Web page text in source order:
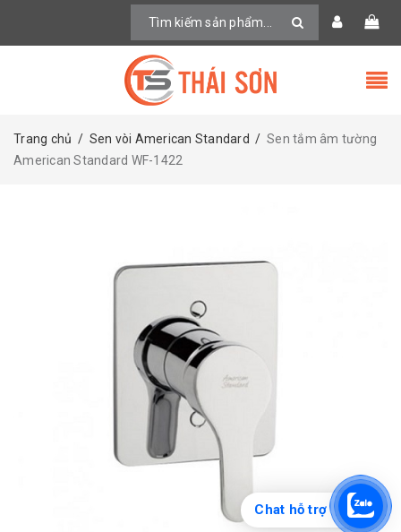
Trang chủ / Sen vòi American Standard / Sen tắm âm tường
American Standard WF-1422
Chat hỗ trợ